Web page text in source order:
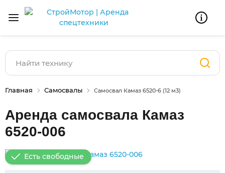
Главная Самосвалы Самосвал Камаз 6520-6 (12 м3)
Аренда самосвала Камаз
6520-006
Есть свободные